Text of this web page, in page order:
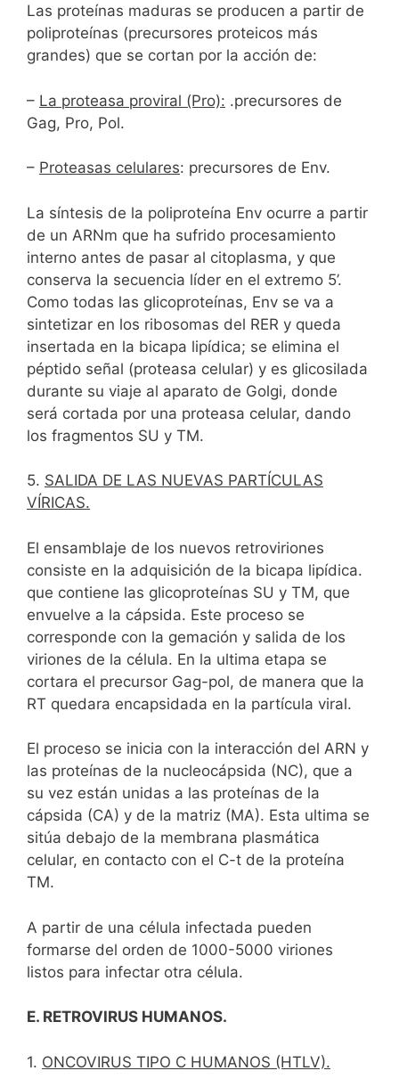
Las proteínas maduras se producen a partir de
poliproteínas (precursores proteicos más
grandes) que se cortan por la acción de:
– La proteasa proviral (Pro): .precursores de
Gag, Pro, Pol.
– Proteasas celulares: precursores de Env.
La síntesis de la poliproteína Env ocurre a partir
de un ARNm que ha sufrido procesamiento
interno antes de pasar al citoplasma, y que
conserva la secuencia líder en el extremo 5’.
Como todas las glicoproteínas, Env se va a
sintetizar en los ribosomas del RER y queda
insertada en la bicapa lipídica; se elimina el
péptido señal (proteasa celular) y es glicosilada
durante su viaje al aparato de Golgi, donde
será cortada por una proteasa celular, dando
los fragmentos SU y TM.
5. SALIDA DE LAS NUEVAS PARTÍCULAS
VÍRICAS.
El ensamblaje de los nuevos retroviriones
consiste en la adquisición de la bicapa lipídica.
que contiene las glicoproteínas SU y TM, que
envuelve a la cápsida. Este proceso se
corresponde con la gemación y salida de los
viriones de la célula. En la ultima etapa se
cortara el precursor Gag-pol, de manera que la
RT quedara encapsidada en la partícula viral.
El proceso se inicia con la interacción del ARN y
las proteínas de la nucleocápsida (NC), que a
su vez están unidas a las proteínas de la
cápsida (CA) y de la matriz (MA). Esta ultima se
sitúa debajo de la membrana plasmática
celular, en contacto con el C-t de la proteína
TM.
A partir de una célula infectada pueden
formarse del orden de 1000-5000 viriones
listos para infectar otra célula.
E. RETROVIRUS HUMANOS.
1. ONCOVIRUS TIPO C HUMANOS (HTLV).